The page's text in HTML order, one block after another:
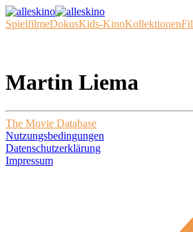
SpielfilmeDokusKids-KinoKollektionen
Martin Liema
The Movie Database
Nutzungsbedingungen
Datenschutzerklärung
Impressum